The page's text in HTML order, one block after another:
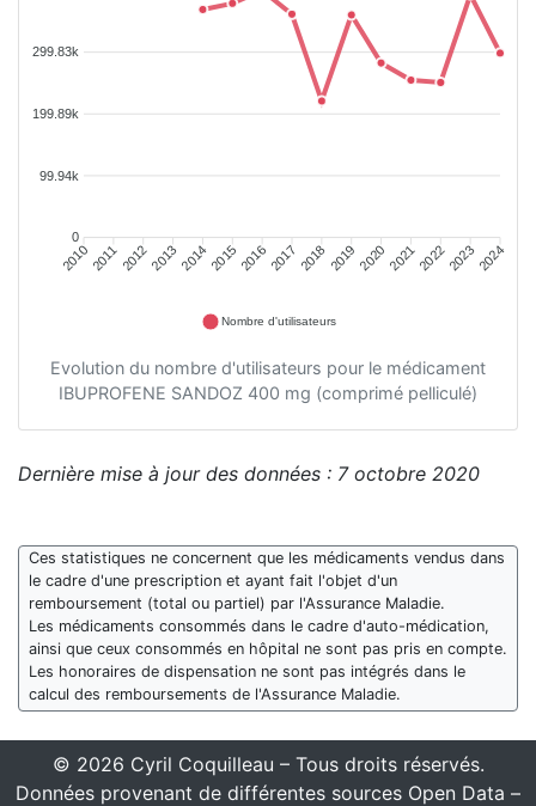
299.83k
199.89k
99.94k
0
20102011201220132014201520162017 2018 201920202021202220232024
Nombre d'utilisateurs
Evolution du nombre d'utilisateurs pour le médicament
IBUPROFENE SANDOZ 400 mg (comprimé pelliculé)
Dernière mise à jour des données : 7 octobre 2020
Ces statistiques ne concernent que les médicaments vendus dans
le cadre d'une prescription et ayant fait l'objet d'un
remboursement (total ou partiel) par l'Assurance Maladie.
Les médicaments consommés dans le cadre d'auto-médication,
ainsi que ceux consommés en hôpital ne sont pas pris en compte.
Les honoraires de dispensation ne sont pas intégrés dans le
calcul des remboursements de l'Assurance Maladie.
© 2026 Cyril Coquilleau – Tous droits réservés.
Données provenant de différentes sources Open Data –